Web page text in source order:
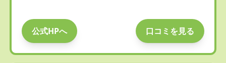
公式HPへ 口コミを見る